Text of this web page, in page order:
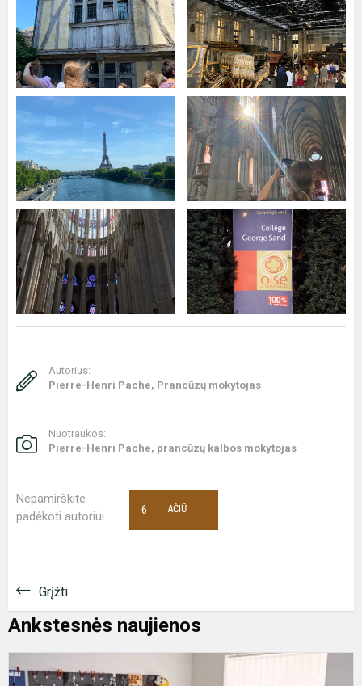
Autorius:
Pierre-Henri Pache, Prancūzų mokytojas
Nuotraukos:
Pierre-Henri Pache, prancūzų kalbos mokytojas
Nepamirškite
padėkoti autoriui
AČIŪ
6
Grįžti
Ankstesnės naujienos